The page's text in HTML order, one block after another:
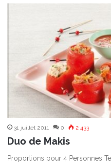
31 juillet 2011 0 2 433
Duo de Makis
Proportions pour 4 Personnes